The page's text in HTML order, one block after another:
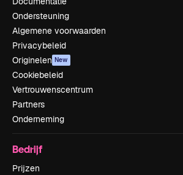
Ondersteuning
Algemene voorwaarden
Privacybeleid
Originelen New
Cookiebeleid
Vertrouwenscentrum
Partners
Onderneming
Bedrijf
Prijzen